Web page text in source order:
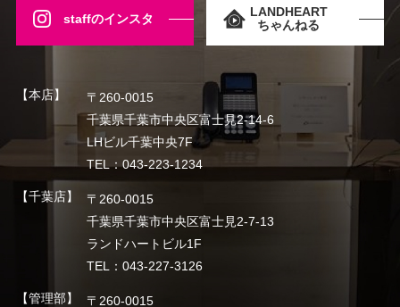
staffのインスタ
LANDHEART
ちゃんねる
【本店】
〒260-0015
千葉県千葉市中央区富士見2-14-6
LHビル千葉中央7F
TEL：043-223-1234
【千葉店】
〒260-0015
千葉県千葉市中央区富士見2-7-13
ランドハートビル1F
TEL：043-227-3126
【管理部】
〒260-0015